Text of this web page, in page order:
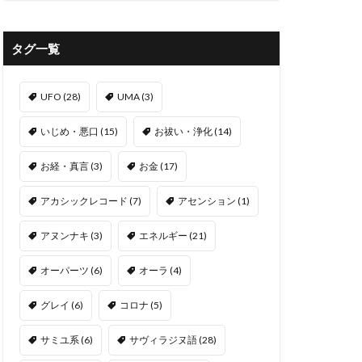
タグ一覧
UFO (28) UMA(3)
いじめ・悪口 (15) お祓い・浄化(14)
お経・真言(3) お金(17)
アカシックレコード (7) アセンション (1)
アヌンナキ (3) エネルギー (21)
オーパーツ (6) オーラ (4)
グレイ (6) コロナ (5)
サミユ系(6) サヴィラジヌ語(28)